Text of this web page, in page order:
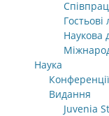
Гостьові
Наукова
Наука
Конференції
Видання
Juvenia